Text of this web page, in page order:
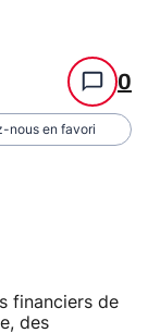
0
nous en favori
financiers de
des